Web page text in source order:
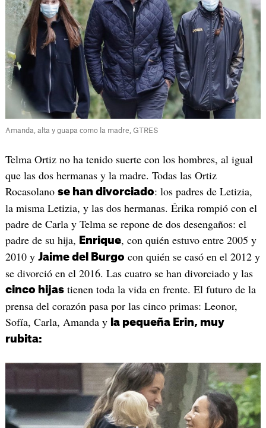
Amanda, alta y guapa como la madre, GTRES
Telma Ortiz no ha tenido suerte con los hombres, al igual
que las dos hermanas y la madre. Todas las Ortiz
Rocasolano se han divorciado: los padres de Letizia,
la misma Letizia, y las dos hermanas. Érika rompió con el
padre de Carla y Telma se repone de dos desengaños: el
padre de su hija,
Enrique, con quién estuvo entre 2005 y
2010 y Jaime del Burgo con quién se casó en el 2012 y
se divorció en el 2016. Las cuatro se han divorciado y las
cinco hijastienen toda la vida en frente. El futuro de la
prensa del corazón pasa por las cinco primas: Leonor,
Sofía, Carla, Amanda y la pequeña Erin, muy
rubita: